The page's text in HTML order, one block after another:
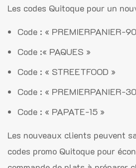
Les codes Quitoque pour un
Code : « PREMIERPANIER-
Code :« PAQUES »
Code : « STREETFOOD »
Code : « PREMIERPANIER-
Code : « PAPATE-15 »
Les nouveaux clients peuvent
codes promo Quitoque pour